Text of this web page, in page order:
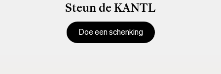
Steun de KANTL
Doe een schenking